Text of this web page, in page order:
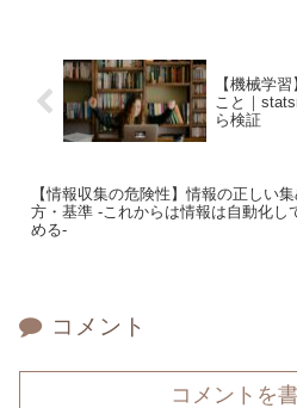
【機械学
こと｜
ら検証
【情報収集の危険性】情報の正しい集
方・基準 -これからは情報は自動化し
める-
コメント
コメントを